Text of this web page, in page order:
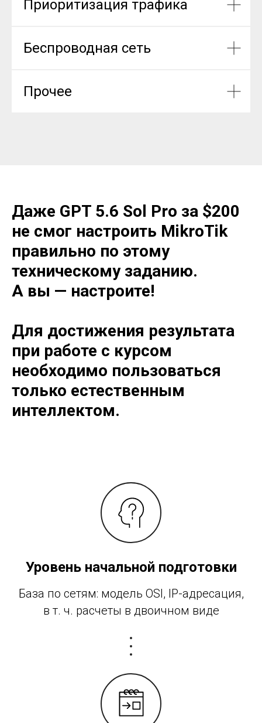
Приоритизация трафика
Беспроводная сеть
Прочее
Даже GPT 5.6 Sol Pro за $200
не смог настроить MikroTik
правильно по этому
техническому заданию.
А вы — настроите!
Для достижения результата
при работе с курсом
необходимо пользоваться
только естественным
интеллектом.
Уровень начальной подготовки
База по сетям: модель OSI, IP-адресация,
в т. ч. расчеты в двоичном виде